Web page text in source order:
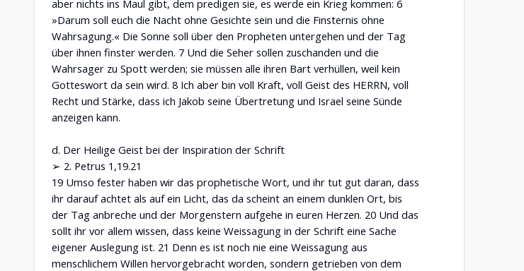
aber nichts ins Maul gibt, dem predigen sie, es werde ein Krieg kommen: 6
»Darum soll euch die Nacht ohne Gesichte sein und die Finsternis ohne
Wahrsagung.« Die Sonne soll über den Propheten untergehen und der Tag
über ihnen finster werden. 7 Und die Seher sollen zuschanden und die
Wahrsager zu Spott werden; sie müssen alle ihren Bart verhüllen, weil kein
Gotteswort da sein wird. 8 Ich aber bin voll Kraft, voll Geist des HERRN, voll
Recht und Stärke, dass ich Jakob seine Übertretung und Israel seine Sünde
anzeigen kann.
d. Der Heilige Geist bei der Inspiration der Schrift
➢ 2. Petrus 1,19.21
19 Umso fester haben wir das prophetische Wort, und ihr tut gut daran, dass
ihr darauf achtet als auf ein Licht, das da scheint an einem dunklen Ort, bis
der Tag anbreche und der Morgenstern aufgehe in euren Herzen. 20 Und das
sollt ihr vor allem wissen, dass keine Weissagung in der Schrift eine Sache
eigener Auslegung ist. 21 Denn es ist noch nie eine Weissagung aus
menschlichem Willen hervorgebracht worden, sondern getrieben von dem